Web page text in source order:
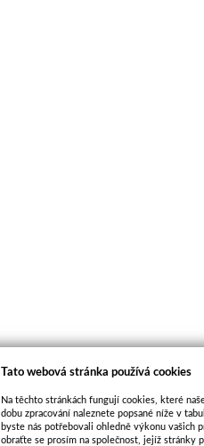
Tato webová stránka používá cookies
Na těchto stránkách fungují cookies, které
dobu zpracování naleznete popsané níže v
byste nás potřebovali ohledně výkonu vašich
obraťte se prosím na společnost, jejíž stránky